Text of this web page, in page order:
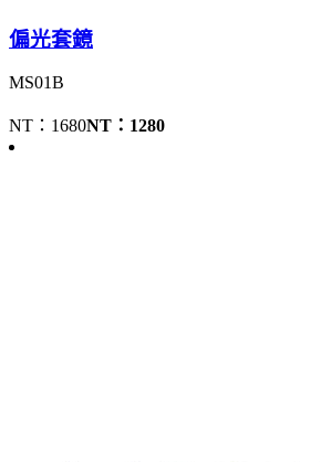
偏光套鏡
MS01B
NT：1680NT：1280